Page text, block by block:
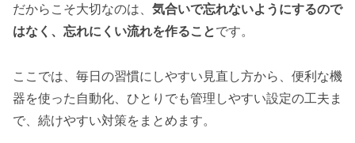
だからこそ大切なのは、 気合いで忘れないようにするので
はなく、忘れにくい流れを作ることです。
ここでは、毎日の習慣にしやすい見直し方から、便利な機
器を使った自動化、ひとりでも管理しやすい設定の工夫ま
で、続けやすい対策をまとめます。